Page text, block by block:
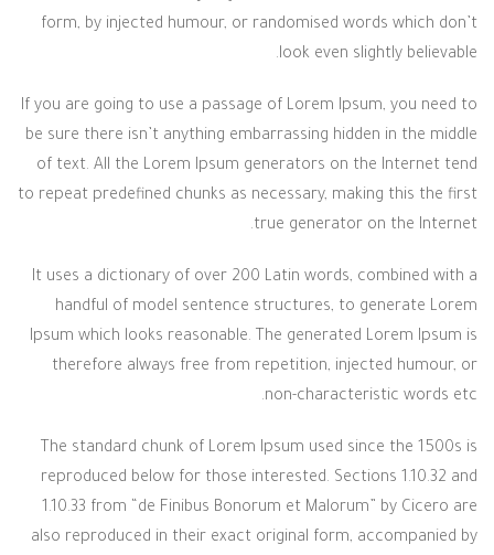
form, by injected humour, or randomised words which don’t
look even slightly believable.
If you are going to use a passage of Lorem Ipsum, you need to
be sure there isn’t anything embarrassing hidden in the middle
of text. All the Lorem Ipsum generators on the Internet tend
to repeat predefined chunks as necessary, making this the first
true generator on the Internet.
It uses a dictionary of over 200 Latin words, combined with a
handful of model sentence structures, to generate Lorem
Ipsum which looks reasonable. The generated Lorem Ipsum is
therefore always free from repetition, injected humour, or
non-characteristic words etc.
The standard chunk of Lorem Ipsum used since the 1500s is
reproduced below for those interested. Sections 1.10.32 and
1.10.33 from “de Finibus Bonorum et Malorum” by Cicero are
also reproduced in their exact original form, accompanied by